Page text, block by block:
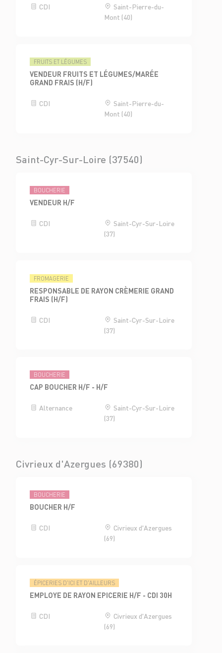
CDI
Saint-Pierre-du-
Mont (40)
FRUITS ET LÉGUMES
VENDEUR FRUITS ET LÉGUMES/MARÉE
GRAND FRAIS (H/F)
CDI
Saint-Pierre-du-
Mont (40)
Saint-Cyr-Sur-Loire (37540)
BOUCHERIE
VENDEUR H/F
CDI
Saint-Cyr-Sur-Loire
(37)
FROMAGERIE
RESPONSABLE DE RAYON CRÈMERIE GRAND
FRAIS (H/F)
CDI
Saint-Cyr-Sur-Loire
(37)
BOUCHERIE
CAP BOUCHER H/F - H/F
Alternance
Saint-Cyr-Sur-Loire
(37)
Civrieux d'Azergues (69380)
BOUCHERIE
BOUCHER H/F
CDI
Civrieux d'Azergues
(69)
ÉPICERIES D'ICI ET D'AILLEURS
EMPLOYE DE RAYON EPICERIE H/F - CDI 30H
CDI
Civrieux d'Azergues
(69)